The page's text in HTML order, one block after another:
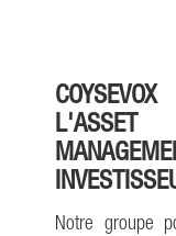
COYSEVOX
Notre groupe